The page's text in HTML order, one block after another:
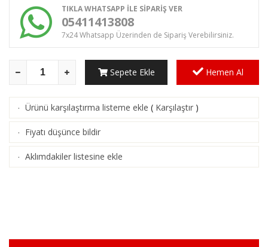
TIKLA WHATSAPP İLE SİPARİŞ VER
05411413808
7x24 Whatsapp Üzerinden de Sipariş Verebilirsiniz.
Sepete Ekle Hemen Al
· Ürünü karşılaştırma listeme ekle ( Karşılaştır )
· Fiyatı düşünce bildir
· Aklımdakiler listesine ekle